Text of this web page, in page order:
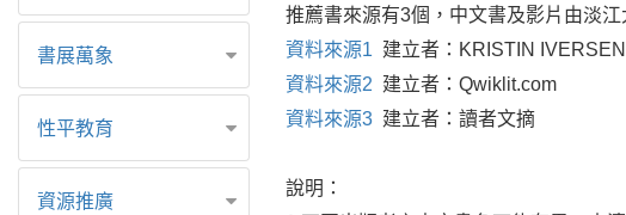
書展萬象
性平教育
資源推廣
推薦書來源有3個，中文書及影片由淡江
資料來源1 建立者：
資料來源2 建立者：
資料來源3 建立者：讀者文摘
說明：